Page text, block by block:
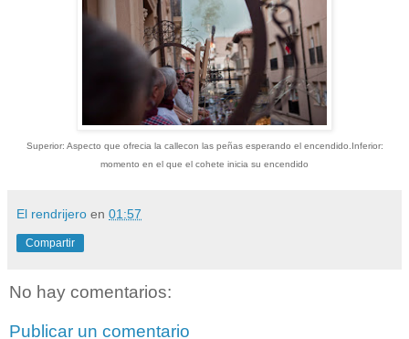
Superior: Aspecto que ofrecia la callecon las peñas esperando el encendido. Inferior:
momento en el que el cohete inicia su encendido
El rendrijero en 01:57
Compartir
No hay comentarios:
Publicar un comentario